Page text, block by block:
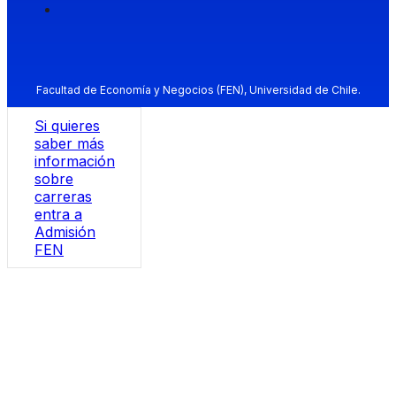
Facultad de Economía y Negocios (FEN), Universidad de Chile.
Si quieres
saber más
información
sobre
carreras
entra a
Admisión
FEN